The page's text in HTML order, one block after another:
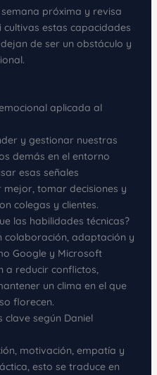
próxima y revisa
estas capacidades
de ser un obstáculo y
aplicada al
y gestionar nuestras
demás en el entorno
esas señales
tomar decisiones y
colegas y clientes.
las habilidades técnicas?
colaboración, adaptación y
Google y Microsoft
a reducir conflictos,
un clima en el que
florecen.
clave según Daniel
motivación, empatía y
esto se traduce en